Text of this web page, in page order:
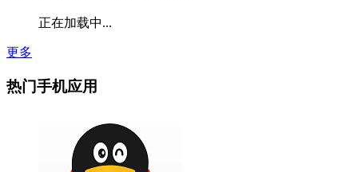
正在加载中...
更多
热门手机应用